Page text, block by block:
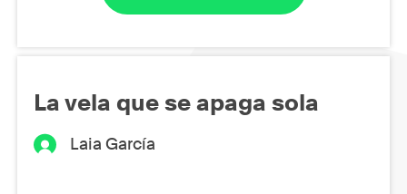
La vela que se apaga sola
Laia García